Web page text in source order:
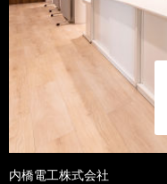
内橋電工株式会社